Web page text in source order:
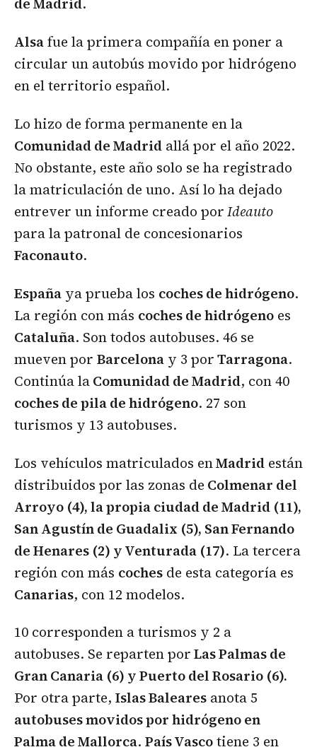
de Madrid.
Alsafue la primera compañía en poner a
circular un autobús movido por hidrógeno
en el territorio español.
Lo hizo de forma permanente en la
Comunidad de Madrid allá por el año 2022.
No obstante, este año solo se ha registrado
la matriculación de uno. Así lo ha dejado
entrever un informe creado porIdeauto
para la patronal de concesionarios
Faconauto.
España ya prueba los coches de hidrógeno.
La región con más coches de hidrógeno es
Cataluña. Son todos autobuses. 46 se
mueven por Barcelona y 3 porTarragona.
Continúa laComunidad de Madrid, con 40
coches de pila de hidrógeno. 27 son
turismos y 13 autobuses.
Los vehículos matriculados enMadrid están
distribuidos por las zonas de Colmenar del
Arroyo (4), la propia ciudad de Madrid (11),
San Agustín de Guadalix (5), San Fernando
de Henares (2) y Venturada (17). La tercera
región con más coches de esta categoría es
Canarias, con 12 modelos.
10 corresponden a turismos y 2 a
autobuses. Se reparten porLas Palmas de
Gran Canaria (6) y Puerto del Rosario (6).
Por otra parte, Islas Baleares anota 5
autobuses movidos por hidrógeno en
Palma de Mallorca. País Vascotiene 3 en